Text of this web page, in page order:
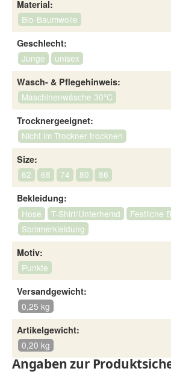
Material:
Bio-Baumwolle
Geschlecht:
Junge
unisex
Wasch- & Pflegehinweis:
Maschinenwäsche 30°C
Trocknergeeignet:
Nicht im Trockner trocknen
Size:
62
68 74 80
86
Bekleidung:
Hose
T-Shirt/Unterhemd
Festliche
Sommerkleidung
Motiv:
Punkte
Versandgewicht:
0,25 kg
Artikelgewicht:
0,20 kg
Angaben zur